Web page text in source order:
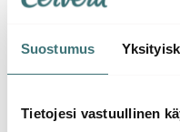
Suostumus
Tietojesi vastuullinen
Satake
teline